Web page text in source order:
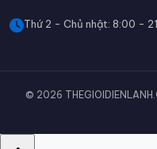
Thứ 2 - Chủ nhật: 8:00 -
© 2026